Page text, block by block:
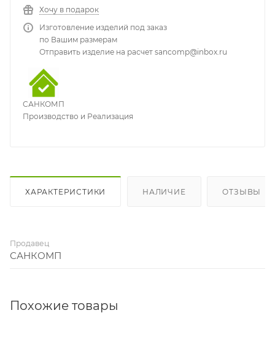
Хочу в подарок
Изготовление изделий под заказ
по Вашим размерам
Отправить изделие на расчет sancomp@inbox.ru
САНКОМП
Производство и Реализация
ХАРАКТЕРИСТИКИ НАЛИЧИЕ ОТЗЫВЫ
Продавец
САНКОМП
Похожие товары